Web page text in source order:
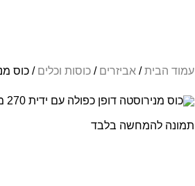
עמוד הבית/ אביזרים / כוסות וכלים / כוס
תמונה להמחשה בלבד